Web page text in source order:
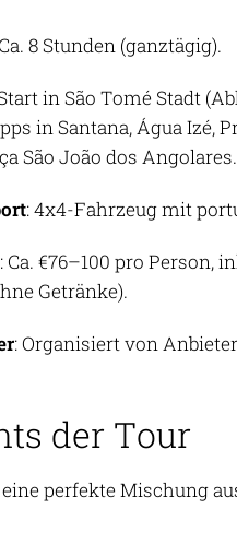
8 Stunden (ganztägig).
in São Tomé Stadt
in Santana, Água Izé,
São João dos Angolares.
: 4x4-Fahrzeug mit
: Ca. €76–100 pro Person,
Getränke).
: Organisiert von
der Tour
perfekte Mischung